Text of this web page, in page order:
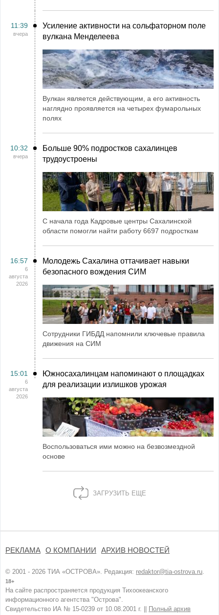
11:39
вчера
Усиление активности на сольфаторном поле
вулкана Менделеева
Вулкан является действующим, а его активность
наглядно проявляется на четырех фумарольных
полях
10:32
вчера
Больше 90% подростков сахалинцев
трудоустроены
С начала года Кадровые центры Сахалинской
области помогли найти работу 6697 подросткам
16:57
6
августа
2026
Молодежь Сахалина оттачивает навыки
безопасного вождения СИМ
Сотрудники ГИБДД напомнили ключевые правила
движения на СИМ
15:01
6
августа
2026
Южносахалинцам напоминают о площадках
для реализации излишков урожая
Воспользоваться ими можно на безвозмездной
основе
ЗАГРУЗИТЬ ЕЩЕ
РЕКЛАМА О КОМПАНИИ АРХИВ НОВОСТЕЙ
© 2001 - 2026 ТИА «ОСТРОВА». Редакция: redaktor@tia-ostrova.ru.
18+
На сайте распространяется продукция Тихоокеанского
информационного агентства "Острова".
Свидетельство ИА № 15-0239 от 10.08.2001 г. ||
Полный архив